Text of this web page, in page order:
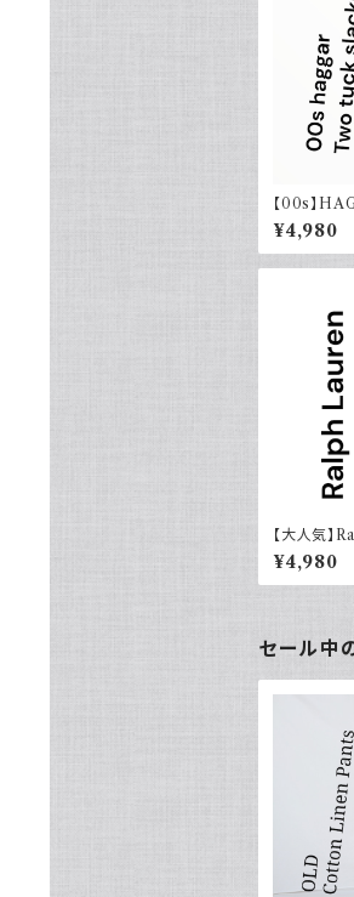
【00s】
クスラック
ュ 古着 34
¥4,980
【大人気】
ーレン チノ
¥4,980
セール中